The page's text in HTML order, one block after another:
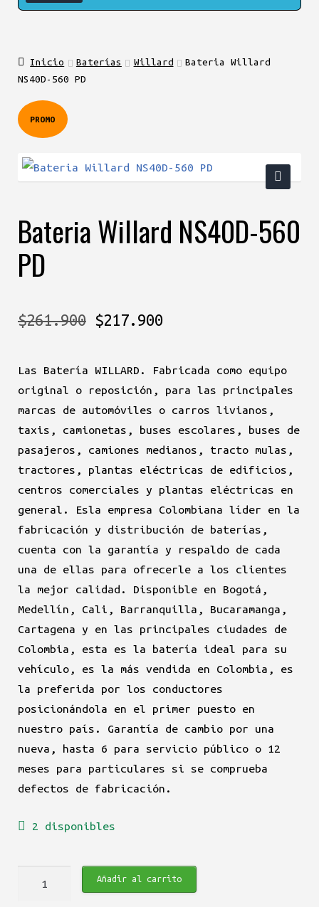
Inicio Baterías Willard
Bateria Willard
NS40D-560 PD
PROMO
Bateria Willard NS40D-560
PD
$261.900 El
original
era:
$261.900.
$217.900El
actual
es:
$217.900.
Las Batería WILLARD. Fabricada como equipo
original o reposición, para las principales
marcas de automóviles o carros livianos,
taxis, camionetas, buses escolares, buses de
pasajeros, camiones medianos, tracto mulas,
tractores, plantas eléctricas de edificios,
centros comerciales y plantas eléctricas en
general. Esla empresa Colombiana líder en la
fabricación y distribución de baterías,
cuenta con la garantía y respaldo de cada
una de ellas para ofrecerle a los clientes
la mejor calidad. Disponible en Bogotá,
Medellín, Cali, Barranquilla, Bucaramanga,
Cartagena y en las principales ciudades de
Colombia, esta es la batería ideal para su
vehículo, es la más vendida en Colombia, es
la preferida por los conductores
posicionándola en el primer puesto en
nuestro país. Garantía de cambio por una
nueva, hasta 6 para servicio público o 12
meses para particulares si se comprueba
defectos de fabricación.
2 disponibles
Añadir al carrito